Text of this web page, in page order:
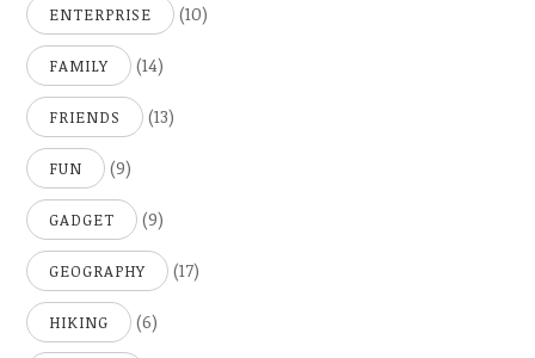
ENTERPRISE (10)
FAMILY (14)
FRIENDS (13)
FUN (9)
GADGET (9)
GEOGRAPHY (17)
HIKING (6)